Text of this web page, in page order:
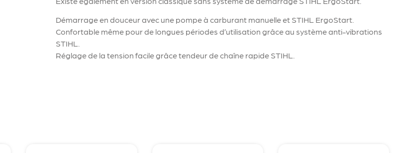
Démarrage en douceur avec une pompe à carburant manuelle et STIHL ErgoStart.
Confortable même pour de longues périodes d’utilisation grâce au système anti-vibrations
STIHL.
Réglage de la tension facile grâce tendeur de chaîne rapide STIHL.